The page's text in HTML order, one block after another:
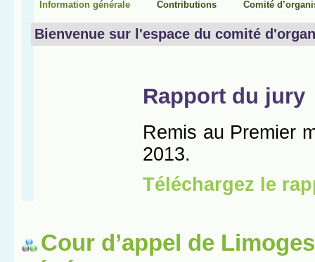
Cour d’appel de